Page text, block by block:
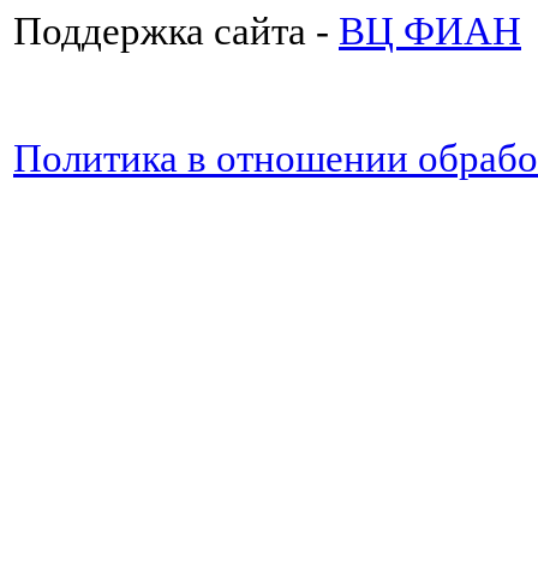
Поддержка сайта - ВЦ ФИАН
Политика в отношении